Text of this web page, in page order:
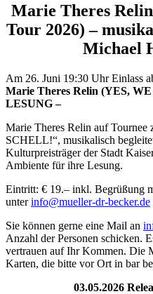
Marie Theres
Tour 2026) –
Michael
Am 26. Juni 19:30 Uhr Einlass
Marie Theres Relin (YES,
LESUNG –
Marie Theres Relin auf
SCHELL!“, musikalisch
Kulturpreisträger der Stadt
Ambiente für ihre Lesung.
Eintritt: € 19.– inkl. Begrüßung
unterinfo@mueller-dr-becker.de
Sie können gerne eine Mail an
Anzahl der Personen schicken.
vertrauen auf Ihr Kommen. Die
Karten, die bitte vor Ort in bar
03.05.2026